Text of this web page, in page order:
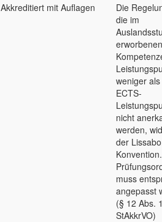
Akkreditiert mit Auflagen
Die
die im
erworbenen
weniger
ECTS-
nicht
werden,
der
muss
angepasst
(§ 12 Abs.
StAkkrVO)